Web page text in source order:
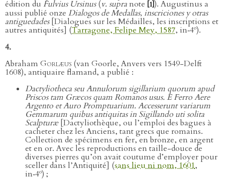
édition du Fulvius Ursinus(v. supranote [1]). Augustinus a
aussi publié onze Dialogos de Medallas, inscriciones y otras
antiguedades[Dialogues sur les Médailles, les inscriptions et
autres antiquités] (Tarragone, Felipe Mey, 1587, in‑4o).
4.
Abraham Gorlæus (van Goorle, Anvers vers 1549-Delft
1608), antiquaire flamand, a publié :
Dactyliotheca seu Annulorum sigillarium quorum apud
Priscos tam Græcos quam Romanos usus. E Ferro Aere
Argento et Auro Promptuarium. Accesserunt variarum
Gemmarum quibus antiquitas in Sigillando uti solita
Scalpturæ[Dactyliothèque, ou l’emploi des bagues à
cacheter chez les Anciens, tant grecs que romains.
Collection de spécimens en fer, en bronze, en argent
et en or. Avec les reproductions en taille-douce de
diverses pierres qu’on avait coutume d’employer pour
sceller dans l’Antiquité] (sans lieu ni nom, 1601,
in‑4o) ;